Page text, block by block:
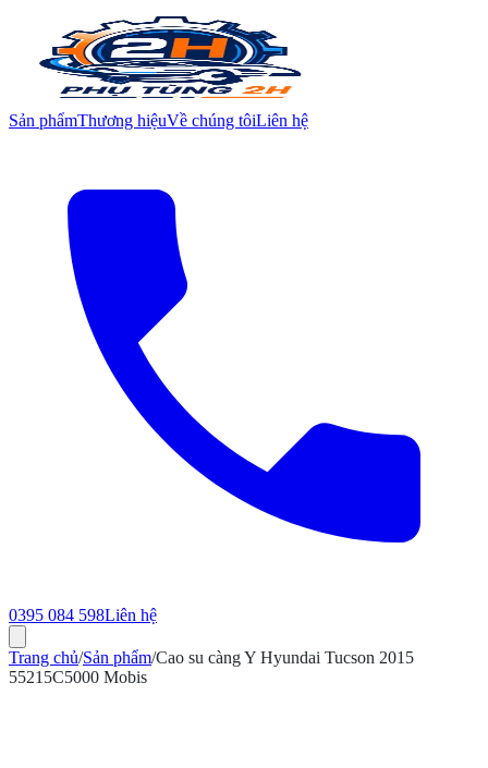
Sản phẩmThương hiệuVề chúng tôiLiên hệ
0395 084 598Liên hệ
Trang chủ/Sản phẩm/Cao su càng Y Hyundai Tucson 2015
55215C5000 Mobis